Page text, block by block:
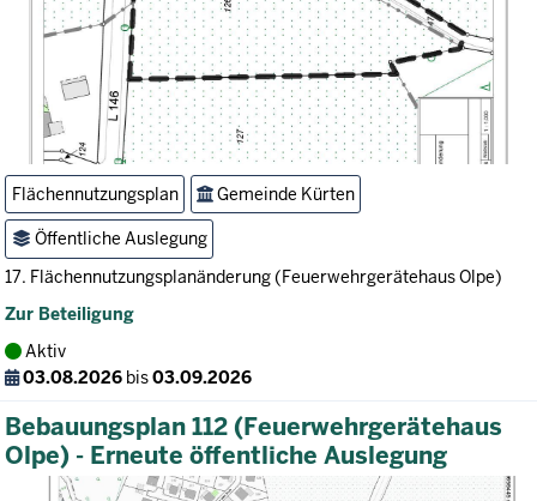
Flächennutzungsplan Gemeinde Kürten
Öffentliche Auslegung
17. Flächennutzungsplanänderung (Feuerwehrgerätehaus Olpe)
Zur Beteiligung
Aktiv
03.08.2026 bis03.09.2026
Bebauungsplan 112 (Feuerwehrgerätehaus
Olpe) - Erneute öffentliche Auslegung